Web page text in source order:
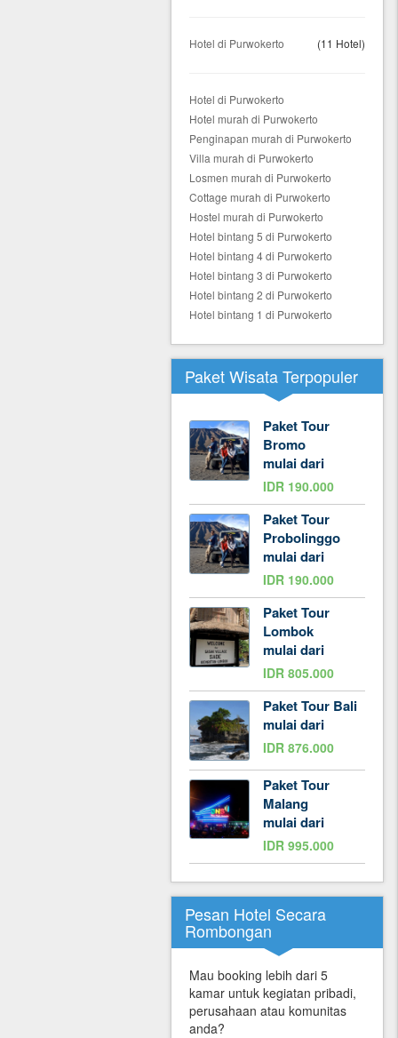
Hotel di Purwokerto (11 Hotel)
Hotel di Purwokerto
Hotel murah di Purwokerto
Penginapan murah di Purwokerto
Villa murah di Purwokerto
Losmen murah di Purwokerto
Cottage murah di Purwokerto
Hostel murah di Purwokerto
Hotel bintang 5 di Purwokerto
Hotel bintang 4 di Purwokerto
Hotel bintang 3 di Purwokerto
Hotel bintang 2 di Purwokerto
Hotel bintang 1 di Purwokerto
Paket Wisata Terpopuler
Paket Tour
Bromo
mulai dari
IDR 190.000
Paket Tour
Probolinggo
mulai dari
IDR 190.000
Paket Tour
Lombok
mulai dari
IDR 805.000
Paket Tour Bali
mulai dari
IDR 876.000
Paket Tour
Malang
mulai dari
IDR 995.000
Pesan Hotel Secara
Rombongan
Mau booking lebih dari 5
kamar untuk kegiatan pribadi,
perusahaan atau komunitas
anda?